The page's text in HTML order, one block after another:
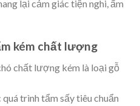
lại cảm giác tiện nghi, ấm
kém chất lượng
chất lượng kém là loại gỗ
quá trình tẩm sấy tiêu chuẩn